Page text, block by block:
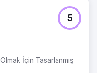
İçin Tasarlanmış
5